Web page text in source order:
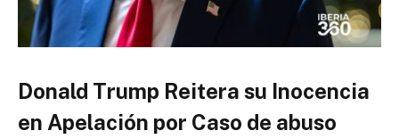
Donald Trump Reitera su Inocencia
en Apelación por Caso de abuso